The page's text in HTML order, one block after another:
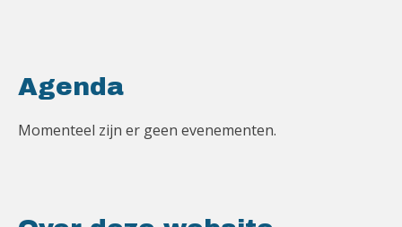
Agenda
Momenteel zijn er geen evenementen.